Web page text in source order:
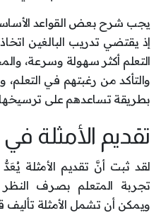
يجب شرح بعض القواعد
إذ يقتضي تدريب البالغين
التعلم أكثر سهولة وسرعة،
والتأكد من رغبتهم في
بطريقة تساعدهم على ترسيخها
تقديم الأمثلة في
لقد ثبت أنَّ تقديم الأمثلة
تجربة المتعلم بصرف النظر
ويمكن أن تشمل الأمثلة